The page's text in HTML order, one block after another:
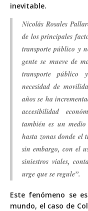
inevitable.
Nicolás Rosales
de los principales
transporte público y
gente se mueve de
transporte público
necesidad de
años se ha
accesibilidad
también es un
hasta zonas donde el
sin embargo, con el
siniestros viales,
urge que se regule”.
Este fenómeno se
mundo, el caso de